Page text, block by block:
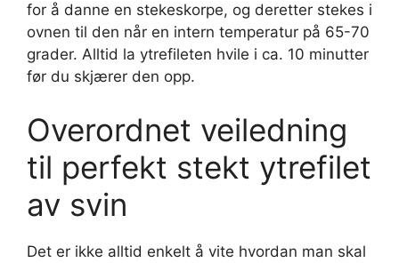
for å danne en stekeskorpe, og deretter stekes i
ovnen til den når en intern temperatur på 65-70
grader. Alltid la ytrefileten hvile i ca. 10 minutter
før du skjærer den opp.
Overordnet veiledning
til perfekt stekt ytrefilet
av svin
Det er ikke alltid enkelt å vite hvordan man skal